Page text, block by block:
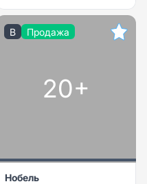
B Продажа
20+
Нобель